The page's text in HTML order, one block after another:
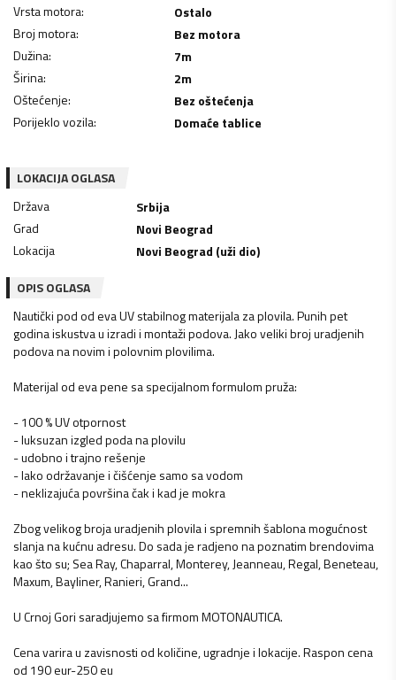
Vrsta motora:
Ostalo
Broj motora:
Bez motora
Dužina: 7m
Širina: 2m
Oštećenje:
Bez oštećenja
Porijeklo vozila: Domaće tablice
LOKACIJA OGLASA
Država
Srbija
Grad
Novi Beograd
Lokacija
Novi Beograd (uži dio)
OPIS OGLASA
Nautički pod od eva UV stabilnog materijala za plovila. Punih pet
godina iskustva u izradi i montaži podova. Jako veliki broj uradjenih
podova na novim i polovnim plovilima.
Materijal od eva pene sa specijalnom formulom pruža:
- 100 % UV otpornost
- luksuzan izgled poda na plovilu
- udobno i trajno rešenje
- lako održavanje i čišćenje samo sa vodom
- neklizajuća površina čak i kad je mokra
Zbog velikog broja uradjenih plovila i spremnih šablona mogućnost
slanja na kućnu adresu. Do sada je radjeno na poznatim brendovima
kao što su; Sea Ray, Chaparral, Monterey, Jeanneau, Regal, Beneteau,
Maxum, Bayliner, Ranieri, Grand...
U Crnoj Gori saradjujemo sa firmom MOTONAUTICA.
Cena varira u zavisnosti od količine, ugradnje i lokacije. Raspon cena
od 190 eur-250 eu